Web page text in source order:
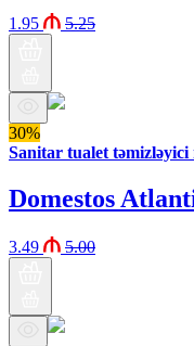
1.95 5.25
30%
Sanitar tualet təmizləyici
Domestos
3.49 5.00